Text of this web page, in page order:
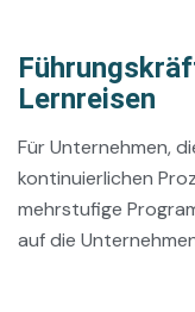
Lernreisen
Für Unternehmen,
kontinuierlichen
mehrstufige
auf die